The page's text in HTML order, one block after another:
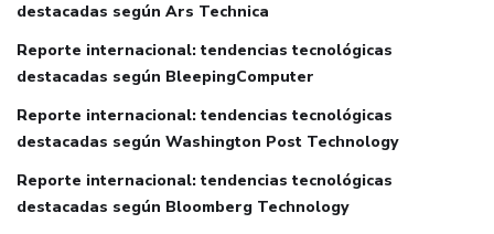
destacadas según Ars Technica
Reporte internacional: tendencias tecnológicas
destacadas según BleepingComputer
Reporte internacional: tendencias tecnológicas
destacadas según Washington Post Technology
Reporte internacional: tendencias tecnológicas
destacadas según Bloomberg Technology